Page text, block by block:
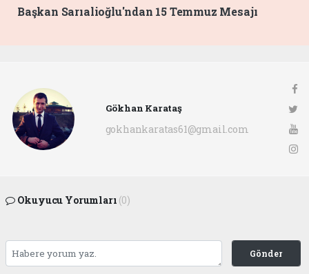
Başkan Sarıalioğlu'ndan 15 Temmuz Mesajı
Gökhan Karataş
gokhankaratas61@gmail.com
Okuyucu Yorumları (0)
Gönder